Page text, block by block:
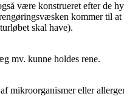
være konstrueret efter
kommer til
skal have).
mv. kunne holdes rene.
eller